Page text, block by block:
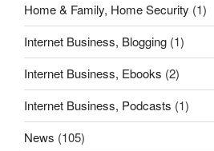
Home & Family, Home Security (1)
Internet Business, Blogging (1)
Internet Business, Ebooks (2)
Internet Business, Podcasts (1)
News (105)